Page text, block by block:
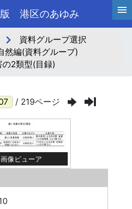
港区のあゆみ
資料グループ選択
然編(資料グループ)
の2類型(目録)
/ 219ページ
画像ビューア